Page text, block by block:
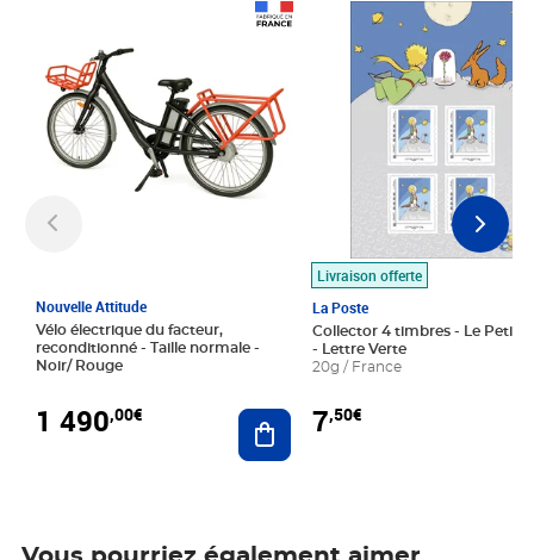
Nouvelle Attitude
Vélo électrique du facteur,
reconditionné - Taille normale -
Noir/ Rouge
1 490,00€ Ajouter au panier
Livraison offerte
La Poste
Collector 4 timbres - Le Petit
- Lettre Verte
20g / France
7,50€
Prix 7,50€